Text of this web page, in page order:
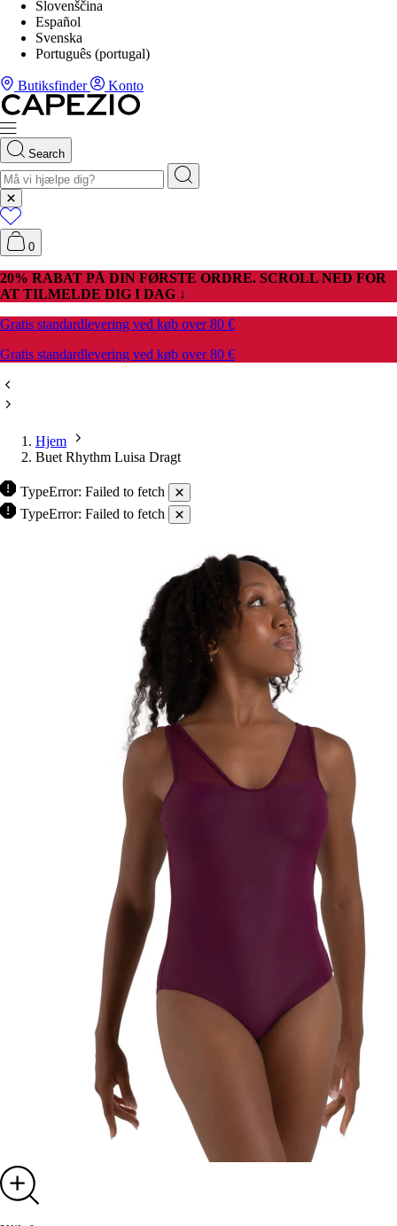
Slovenščina
Español
Svenska
Português (portugal)
Butiksfinder Konto
Search
0
20% RABAT PÅ DIN FØRSTE ORDRE. SCROLL NED FOR
AT TILMELDE DIG I DAG ↓
Gratis standardlevering ved køb over 80 €
Gratis standardlevering ved køb over 80 €
Hjem
Buet Rhythm Luisa Dragt
TypeError: Failed to fetch
Klik for at zoome